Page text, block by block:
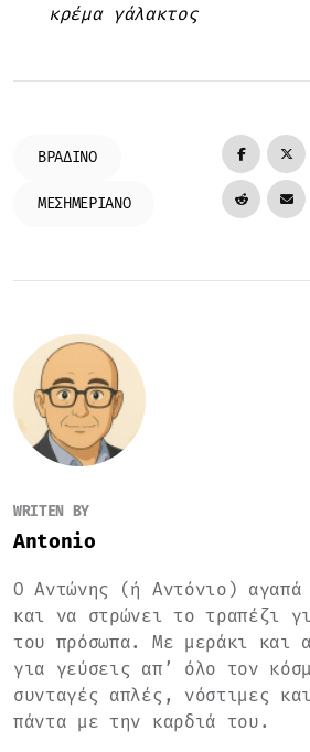
κρέμα γάλακτος
ΒΡΑΔΙΝΌ
ΜΕΣΗΜΕΡΙΑΝΌ
WRITEN BY
Antonio
Ο Αντώνης (ή Αντόνιο) αγαπά
και να στρώνει το τραπέζι
του πρόσωπα. Με μεράκι και
για γεύσεις απ’ όλο τον
συνταγές απλές, νόστιμες
πάντα με την καρδιά του.